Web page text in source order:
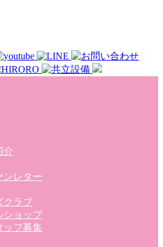
介
ンレター
クラブ
ショップ
ッフ募集